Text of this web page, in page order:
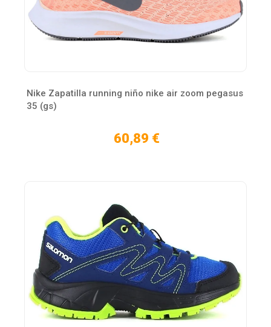
Nike Zapatilla running niño nike air zoom pegasus
35 (gs)
60,89 €